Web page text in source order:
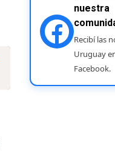
nuestra
Recibí las
Uruguay
Facebook.